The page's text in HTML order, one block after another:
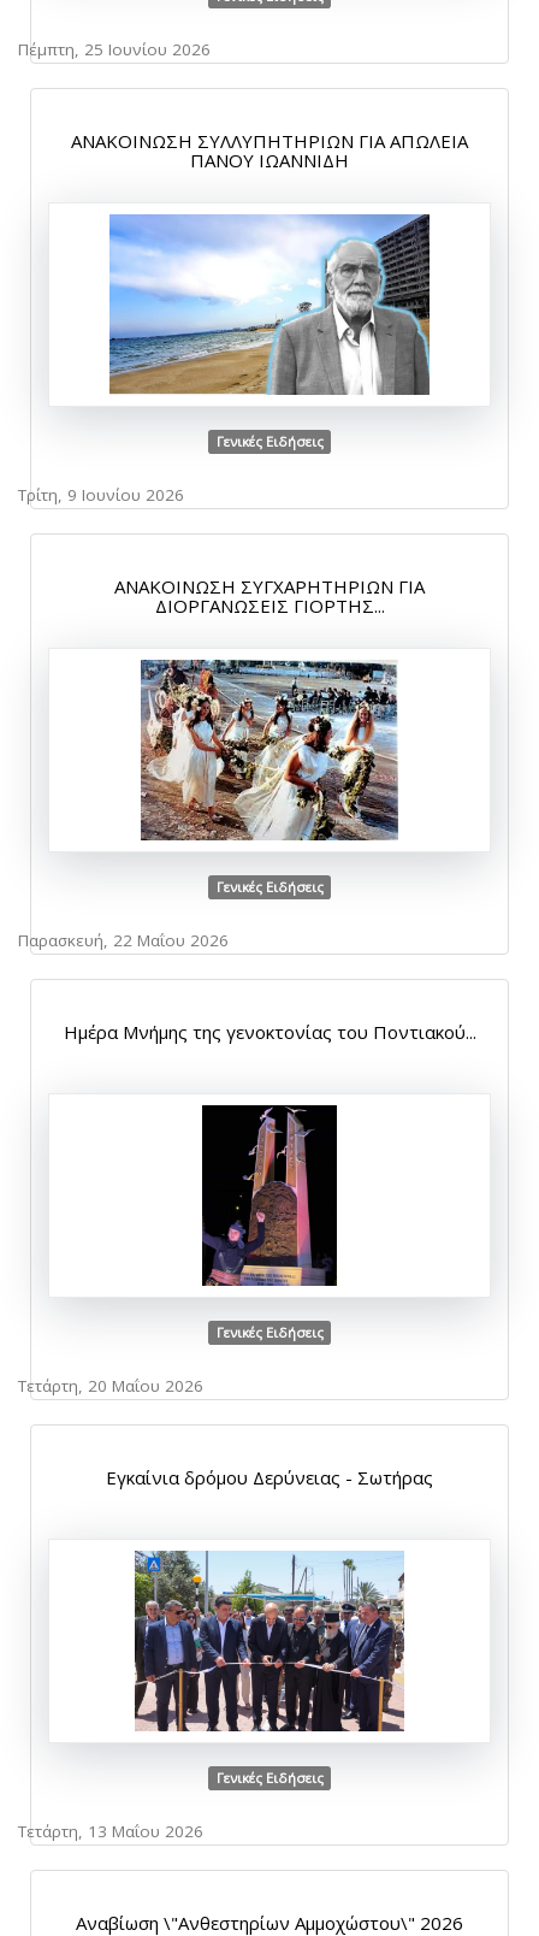
Πέμπτη, 25 Ιουνίου 2026
ΑΝΑΚΟΙΝΩΣΗ ΣΥΛΛΥΠΗΤΗΡΙΩΝ ΓΙΑ ΑΠΩΛΕΙΑ
ΠΑΝΟΥ ΙΩΑΝΝΙΔΗ
Γενικές Ειδήσεις
Τρίτη, 9 Ιουνίου 2026
ΑΝΑΚΟΙΝΩΣΗ ΣΥΓΧΑΡΗΤΗΡΙΩΝ ΓΙΑ
ΔΙΟΡΓΑΝΩΣΕΙΣ ΓΙΟΡΤΗΣ...
Γενικές Ειδήσεις
Παρασκευή, 22 Μαΐου 2026
Ημέρα Μνήμης της γενοκτονίας του Ποντιακού...
Γενικές Ειδήσεις
Τετάρτη, 20 Μαΐου 2026
Εγκαίνια δρόμου Δερύνειας - Σωτήρας
Γενικές Ειδήσεις
Τετάρτη, 13 Μαΐου 2026
Αναβίωση \"Ανθεστηρίων Αμμοχώστου\" 2026